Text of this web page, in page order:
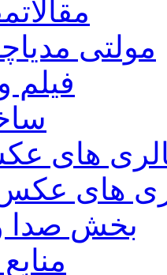
مقالات
مولتی مدیا
فیلم
های
های
بخش صدا